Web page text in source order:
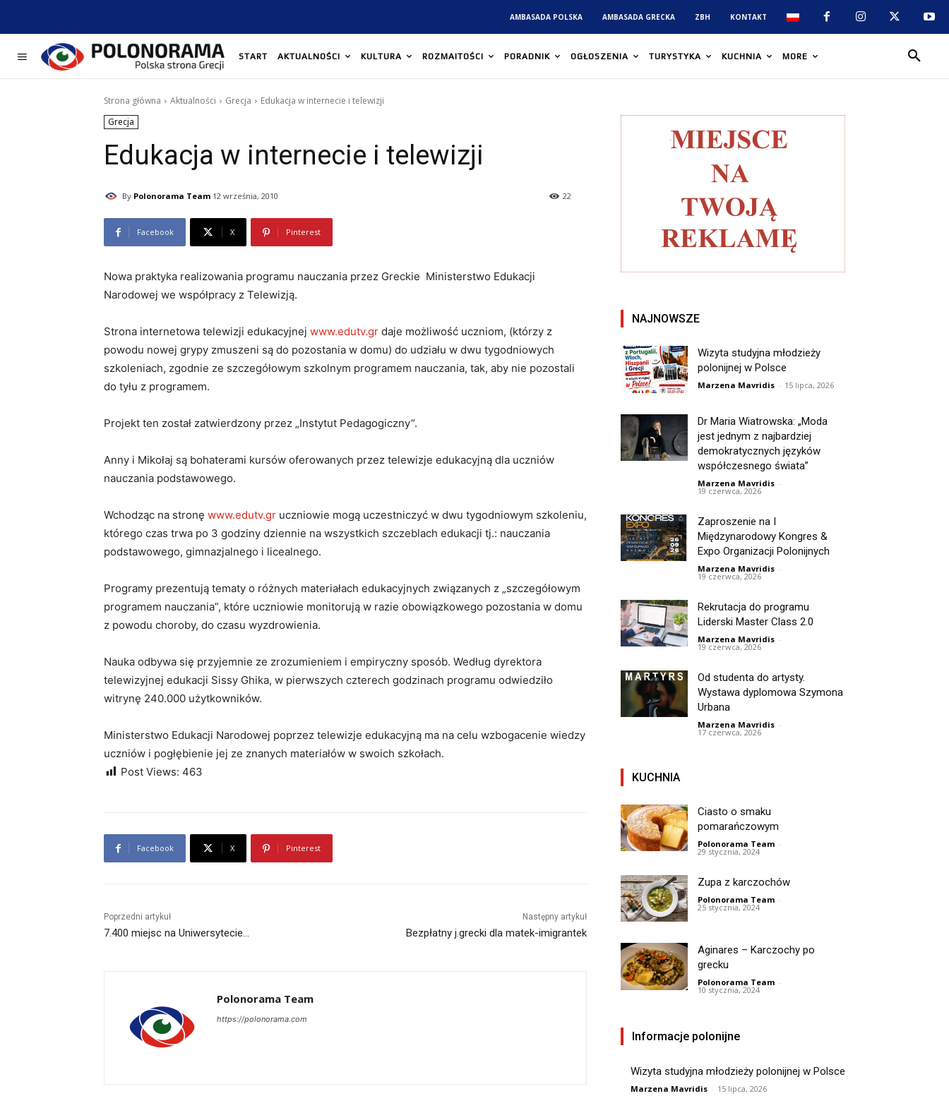
AMBASADA POLSKA AMBASADA GRECKA ZBH KONTAKT
START AKTUALNOŚCI KULTURA ROZMAITOŚCI PORADNIK OGŁOSZENIA TURYSTYKA KUCHNIA MORE
Strona główna Aktualności Grecja
Edukacja w internecie i telewizji
Grecja
Edukacja w internecie i telewizji
By Polonorama Team 12 września, 2010 22
Facebook X Pinterest
Nowa praktyka realizowania programu nauczania przez Greckie Ministerstwo Edukacji
Narodowej we współpracy z Telewizją.
Strona internetowa telewizji edukacyjnej www.edutv.gr daje możliwość uczniom, (którzy z
powodu nowej grypy zmuszeni są do pozostania w domu) do udziału w dwu tygodniowych
szkoleniach, zgodnie ze szczegółowym szkolnym programem nauczania, tak, aby nie pozostali
do tyłu z programem.
Projekt ten został zatwierdzony przez „Instytut Pedagogiczny”.
Anny i Mikołaj są bohaterami kursów oferowanych przez telewizje edukacyjną dla uczniów
nauczania podstawowego.
Wchodząc na stronę www.edutv.gr uczniowie mogą uczestniczyć w dwu tygodniowym szkoleniu,
którego czas trwa po 3 godziny dziennie na wszystkich szczeblach edukacji tj.: nauczania
podstawowego, gimnazjalnego i licealnego.
Programy prezentują tematy o różnych materiałach edukacyjnych związanych z „szczegółowym
programem nauczania”, które uczniowie monitorują w razie obowiązkowego pozostania w domu
z powodu choroby, do czasu wyzdrowienia.
Nauka odbywa się przyjemnie ze zrozumieniem i empiryczny sposób. Według dyrektora
telewizyjnej edukacji Sissy Ghika, w pierwszych czterech godzinach programu odwiedziło
witrynę 240.000 użytkowników.
Ministerstwo Edukacji Narodowej poprzez telewizje edukacyjną ma na celu wzbogacenie wiedzy
uczniów i pogłębienie jej ze znanych materiałów w swoich szkołach.
Post Views: 463
Facebook X Pinterest
Poprzedni artykuł
7.400 miejsc na Uniwersytecie…
Następny artykuł
Bezpłatny j.grecki dla matek-imigrantek
Polonorama Team
https://polonorama.com
NAJNOWSZE
Wizyta studyjna młodzieży
polonijnej w Polsce
Marzena Mavridis - 15 lipca, 2026
Dr Maria Wiatrowska: „Moda
jest jednym z najbardziej
demokratycznych języków
współczesnego świata”
Marzena Mavridis -
19 czerwca, 2026
Zaproszenie na I
Międzynarodowy Kongres &
Expo Organizacji Polonijnych
Marzena Mavridis -
19 czerwca, 2026
Rekrutacja do programu
Liderski Master Class 2.0
Marzena Mavridis -
19 czerwca, 2026
Od studenta do artysty.
Wystawa dyplomowa Szymona
Urbana
Marzena Mavridis -
17 czerwca, 2026
KUCHNIA
Ciasto o smaku
pomarańczowym
Polonorama Team -
29 stycznia, 2024
Zupa z karczochów
Polonorama Team -
25 stycznia, 2024
Aginares – Karczochy po
grecku
Polonorama Team -
10 stycznia, 2024
Informacje polonijne
Wizyta studyjna młodzieży polonijnej w Polsce
Marzena Mavridis - 15 lipca, 2026